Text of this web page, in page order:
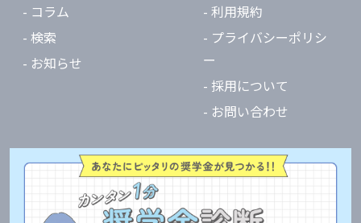
- コラム
- 検索
- お知らせ
- 利用規約
- プライバシーポリシ
ー
- 採用について
- お問い合わせ